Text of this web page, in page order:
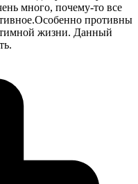
много, почему-то все
противны
жизни. Данный